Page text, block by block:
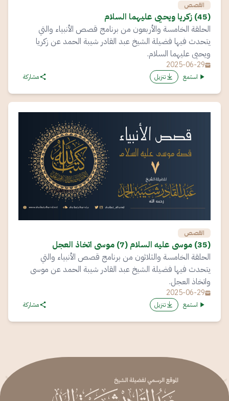
القصص
(45) زكريا ويحيى عليهما السلام
الحلقة الخامسة والأربعون من برنامج قصص الأنبياء والتي
يتحدث فيها فضيلة الشيخ عبد القادر شيبة الحمد عن زكريا
ويحيى عليهما السلام.
2025-06-29
استمع تنزيل مشاركة
القصص
(35) موسى عليه السلام (7) موسى اتخاذ العجل
الحلقة الخامسة والثلاثون من برنامج قصص الأنبياء والتي
يتحدث فيها فضيلة الشيخ عبد القادر شيبة الحمد عن موسى
واتخاذ العجل.
2025-06-29
استمع تنزيل مشاركة